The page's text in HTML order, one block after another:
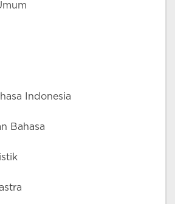
Indonesia
Bahasa